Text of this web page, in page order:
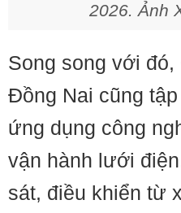
2026. Ảnh
Song song với
Đồng Nai cũng
ứng dụng công
vận hành lưới
sát, điều khiển từ